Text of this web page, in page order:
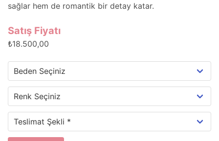
sağlar hem de romantik bir detay katar.
Satış Fiyatı
₺18.500,00